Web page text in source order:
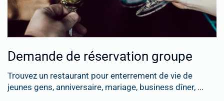
Demande de réservation groupe
Trouvez un restaurant pour enterrement de vie de
jeunes gens, anniversaire, mariage, business dîner, ...